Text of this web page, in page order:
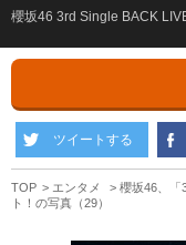
櫻坂46 3rd Single BACK
ツイートする
TOP エンタメ
櫻坂46、「
ト！の写真（29）